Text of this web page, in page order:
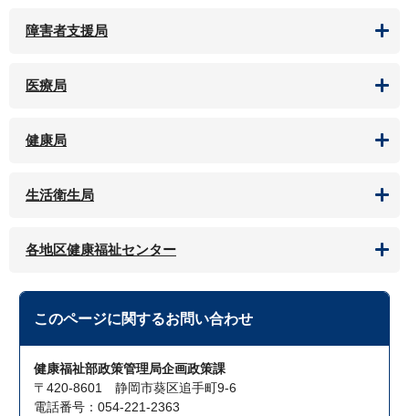
障害者支援局
医療局
健康局
生活衛生局
各地区健康福祉センター
このページに関するお問い合わせ
健康福祉部政策管理局企画政策課
〒420-8601 静岡市葵区追手町9-6
電話番号：054-221-2363